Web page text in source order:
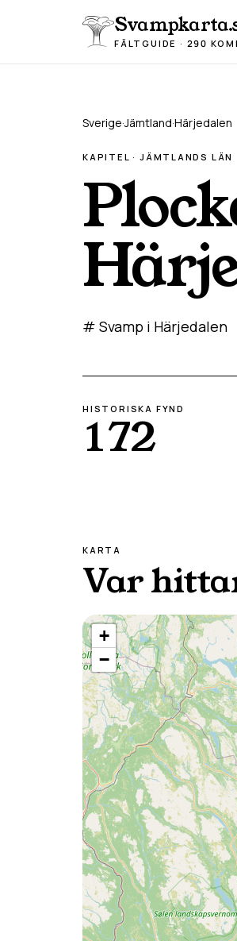
FÄLTGUIDE · 290
Sverige·Jämtland·Härjedalen
KAPITEL · JÄMTLANDS LÄN
# Svamp i Härjedalen
HISTORISKA FYND
172
KARTA
Var
+
−